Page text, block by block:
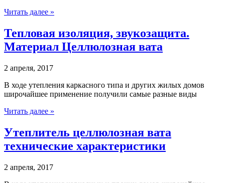
Читать далее »
Тепловая изоляция, звукозащита.
Материал Целлюлозная вата
2 апреля, 2017
В ходе утепления каркасного типа и других жилых домов
широчайшее применение получили самые разные виды
Читать далее »
Утеплитель целлюлозная вата
технические характеристики
2 апреля, 2017